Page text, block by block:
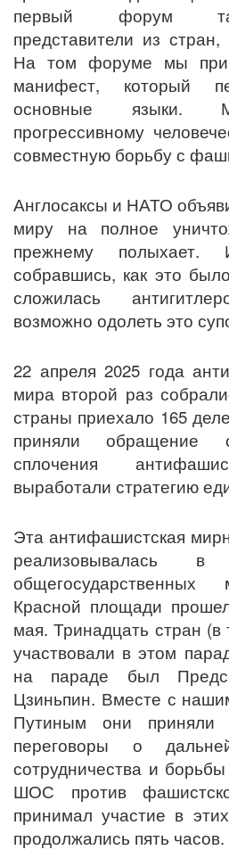
первый форум
представители из
На том форуме мы
манифест, который
основные языки.
прогрессивному
совместную борьбу с
Англосаксы и НАТО
миру на полное
прежнему
собравшись, как это
сложилась
возможно одолеть это
22 апреля 2025 года
мира второй раз
страны приехало 165
приняли обращение
сплочения
выработали стратегию
Эта антифашистская
реализовывалась
Красной площади
мая. Тринадцать стран
участвовали в этом
на параде был
Цзиньпин. Вместе с
Путиным они приняли
переговоры о
сотрудничества и
ШОС против
принимал участие в
продолжались пять часов.